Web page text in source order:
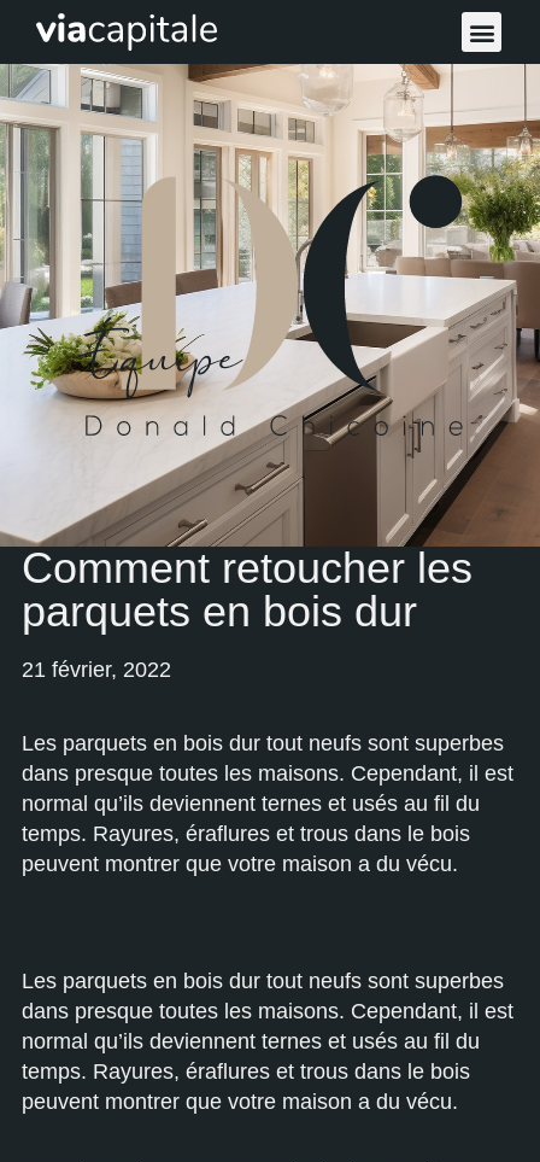
Comment retoucher les
parquets en bois dur
21 février, 2022
Les parquets en bois dur tout neufs sont superbes
dans presque toutes les maisons. Cependant, il est
normal qu’ils deviennent ternes et usés au fil du
temps. Rayures, éraflures et trous dans le bois
peuvent montrer que votre maison a du vécu.
Les parquets en bois dur tout neufs sont superbes
dans presque toutes les maisons. Cependant, il est
normal qu’ils deviennent ternes et usés au fil du
temps. Rayures, éraflures et trous dans le bois
peuvent montrer que votre maison a du vécu.